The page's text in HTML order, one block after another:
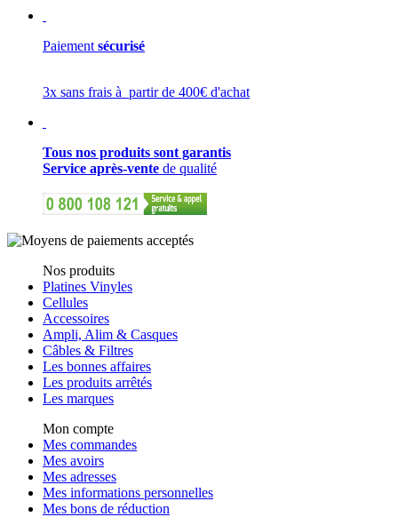
Paiement sécurisé
3x sans frais à partir de 400€ d'achat
Tous nos produits sont garantis
Service après-vente de qualité
Nos produits
Platines Vinyles
Cellules
Accessoires
Ampli, Alim & Casques
Câbles & Filtres
Les bonnes affaires
Les produits arrêtés
Les marques
Mon compte
Mes commandes
Mes avoirs
Mes adresses
Mes informations personnelles
Mes bons de réduction